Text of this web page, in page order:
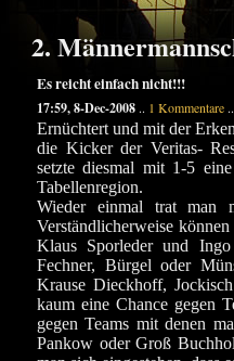
2.
Es reicht einfach nicht!!!
17:59, 8-Dec-2008 .. 1 Kommentare ..
Ernüchtert und mit der
die Kicker der Veritas-
setzte diesmal mit 1-5
Tabellenregion.
Wieder einmal trat man
Verständlicherweise
Klaus Sporleder und
Fechner, Bürgel oder
Krause Dieckhoff,
kaum eine Chance gegen
gegen Teams mit denen
Pankow oder Groß